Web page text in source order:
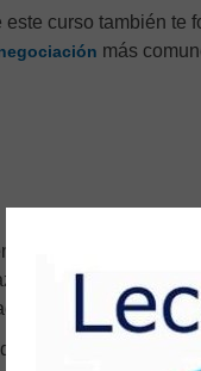
curso también te
más
a considerar el
de gestionar el
de tiempo»
presentación del